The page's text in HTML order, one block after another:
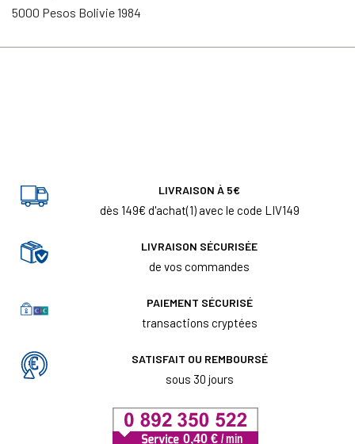
5000 Pesos Bolivie 1984
LIVRAISON À 5€
dès 149€ d'achat(1) avec le code LIV149
LIVRAISON SÉCURISÉE
de vos commandes
PAIEMENT SÉCURISÉ
transactions cryptées
SATISFAIT OU REMBOURSÉ
sous 30 jours